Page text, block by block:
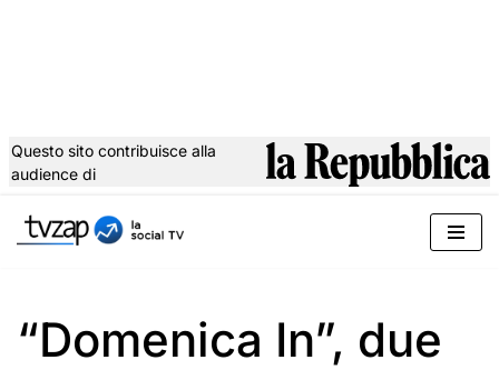
al
Questo sito contribuisce alla
audience di
“Domenica In”, due